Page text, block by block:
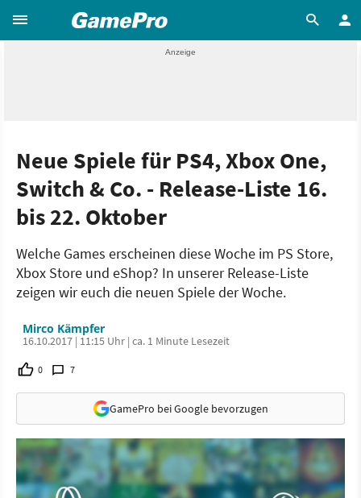
Neue Spiele für PS4, Xbox One,
Switch & Co. - Release-Liste 16.
bis 22. Oktober
Welche Games erscheinen diese Woche im PS Store,
Xbox Store und eShop? In unserer Release-Liste
zeigen wir euch die neuen Spiele der Woche.
Mirco Kämpfer
16.10.2017 | 11:15 Uhr | ca. 1 Minute Lesezeit
0 7
GamePro bei Google bevorzugen